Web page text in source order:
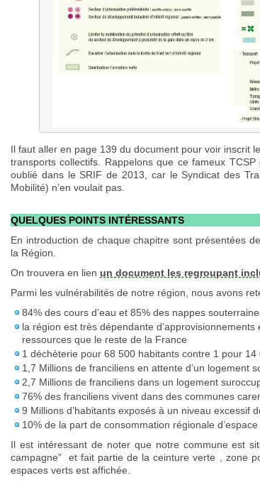
Il faut aller en page 139 du document pour voir inscrit
transports collectifs. Rappelons que ce fameux
oublié dans le SRIF de 2013, car le Syndicat des
Mobilité) n’en voulait pas.
QUELQUES POINTS INTÉRESSANTS
En introduction de chaque chapitre sont présentées
la Région.
On trouvera en lien un document les regroupant
Parmi les vulnérabilités de notre région, nous avons
84% des cours d’eau et 85% des nappes
la région est très dépendante
ressources que le reste de la France
1 déchèterie pour 68 500 habitants contre 1 pour
1,7 Millions de franciliens en attente d’un logement
2,7 Millions de franciliens dans un logement
76% des franciliens vivent dans des communes
9 Millions d’habitants exposés à un niveau excessif
10% de la part de consommation régionale
Il est intéressant de noter que notre commune est
campagne” et fait partie de la ceinture verte , zone
espaces verts est affichée.